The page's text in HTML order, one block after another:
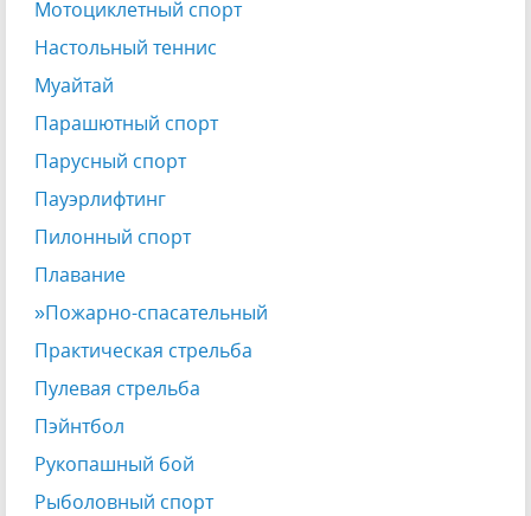
Мотоциклетный спорт
Настольный теннис
Муайтай
Парашютный спорт
Парусный спорт
Пауэрлифтинг
Пилонный спорт
Плавание
»Пожарно-спасательный
Практическая стрельба
Пулевая стрельба
Пэйнтбол
Рукопашный бой
Рыболовный спорт